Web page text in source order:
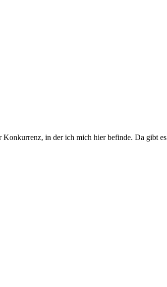
Konkurrenz, in der ich mich hier befinde. Da gibt